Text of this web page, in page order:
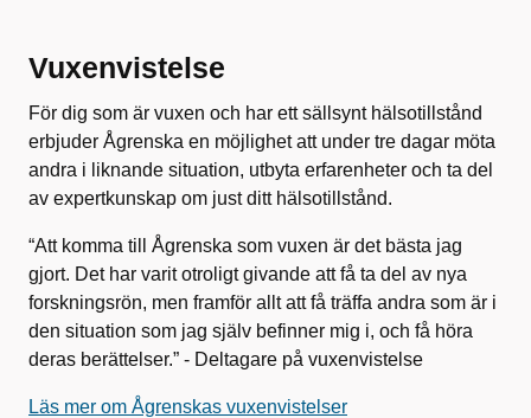
Vuxenvistelse
För dig som är vuxen och har ett sällsynt hälsotillstånd
erbjuder Ågrenska en möjlighet att under tre dagar möta
andra i liknande situation, utbyta erfarenheter och ta del
av expertkunskap om just ditt hälsotillstånd.
“Att komma till Ågrenska som vuxen är det bästa jag
gjort. Det har varit otroligt givande att få ta del av nya
forskningsrön, men framför allt att få träffa andra som är i
den situation som jag själv befinner mig i, och få höra
deras berättelser.” - Deltagare på vuxenvistelse
Läs mer om Ågrenskas vuxenvistelser